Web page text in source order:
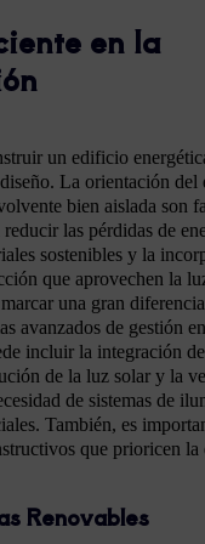
en la
un edificio
La orientación
bien aislada son
las pérdidas de
sostenibles y la
que aprovechen la
una gran
avanzados de gestión
incluir la integración
de la luz solar y la
de sistemas de
También, es
que prioricen
Renovables